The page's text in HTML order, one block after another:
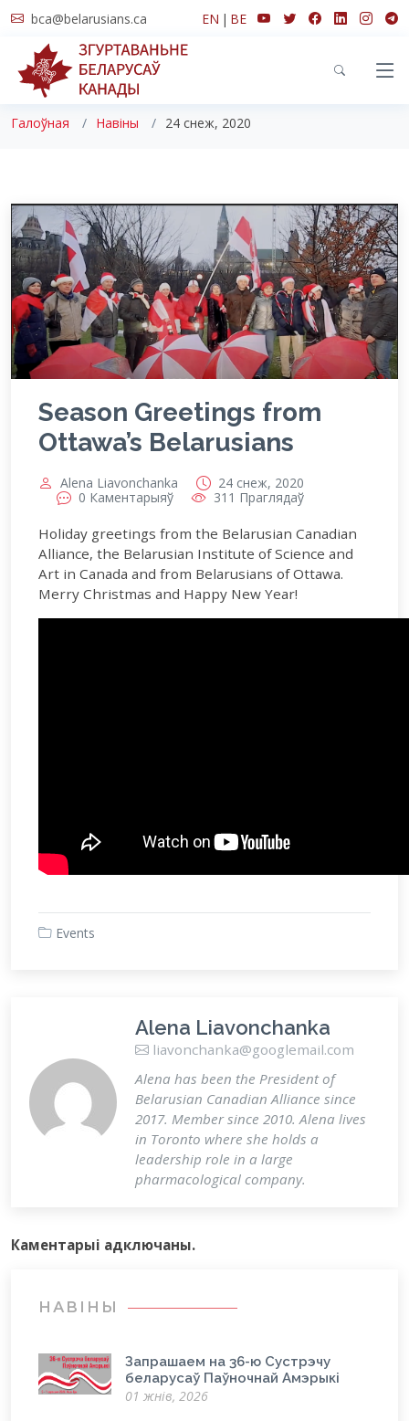
bca@belarusians.ca EN | BE
Навіны
Галоўная Навіны 24 снеж, 2020
Season Greetings from
Ottawa’s Belarusians
Alena Liavonchanka
24 снеж, 2020
0 Каментарыяў
311 Праглядаў
Holiday greetings from the Belarusian Canadian
Alliance, the Belarusian Institute of Science and
Art in Canada and from Belarusians of Ottawa.
Merry Christmas and Happy New Year!
Events
Alena Liavonchanka
liavonchanka@googlemail.com
Alena has been the President of
Belarusian Canadian Alliance since
2017. Member since 2010. Alena lives
in Toronto where she holds a
leadership role in a large
pharmacological company.
Каментарыi адключаны.
НАВІНЫ
Запрашаем на 36-ю Сустрэчу
беларусаў Паўночнай Амэрыкі
01 жнів, 2026